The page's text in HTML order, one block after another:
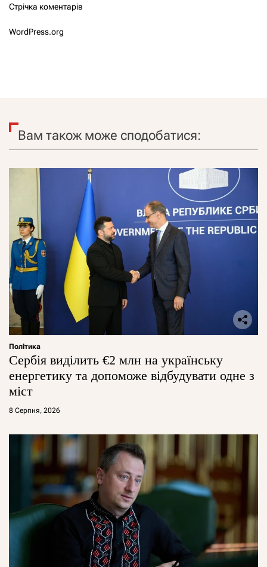
Стрічка коментарів
WordPress.org
Вам також може сподобатися:
Політика
Сербія виділить €2 млн на українську
енергетику та допоможе відбудувати одне з
міст
8 Серпня, 2026